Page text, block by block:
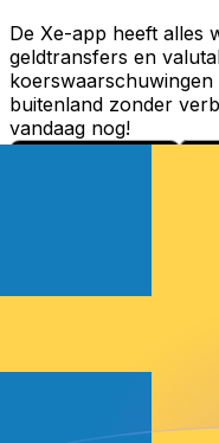
De Xe-app heeft alles
geldtransfers en
buitenland zonder
vandaag nog!